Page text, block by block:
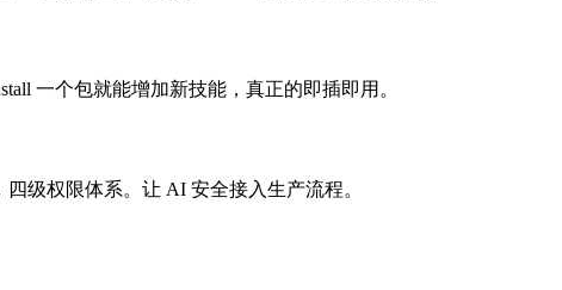
一个包就能增加新技能，真正的即插即用。
级权限体系。让 AI 安全接入生产流程。